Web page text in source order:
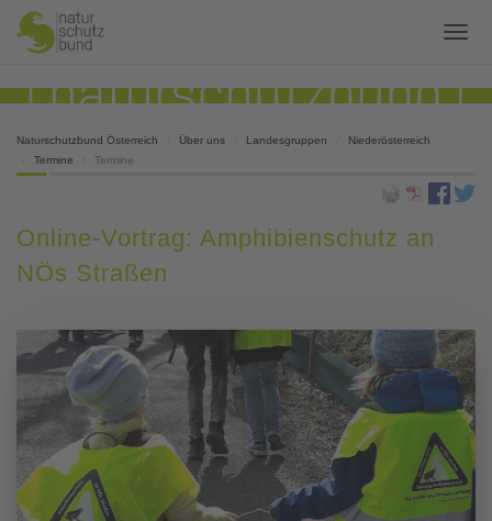
Naturschutzbund Österreich Über uns Landesgruppen
Niederösterreich
Termine
Termine
Online-Vortrag: Amphibienschutz an
NÖs Straßen